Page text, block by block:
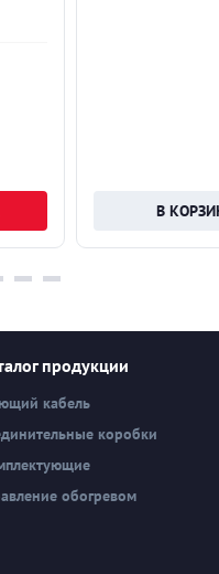
продукции
кабель
коробки
обогревом